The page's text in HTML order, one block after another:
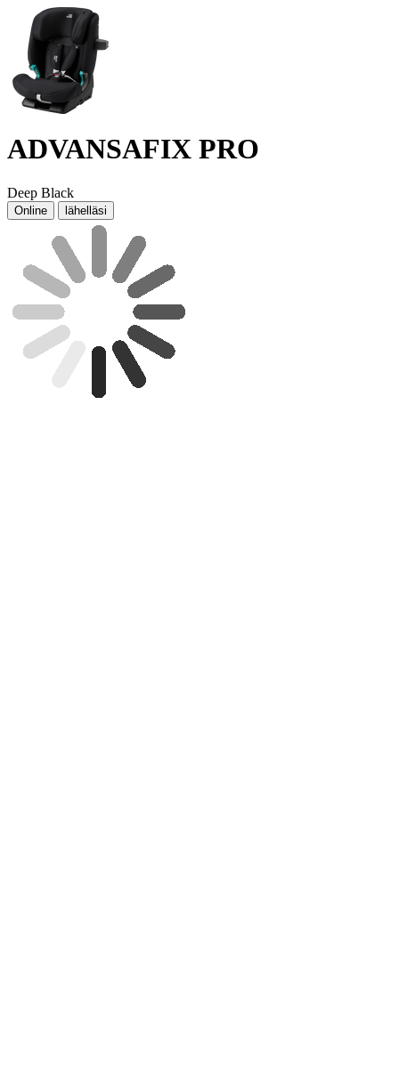
ADVANSAFIX PRO
Deep Black
Online lähelläsi